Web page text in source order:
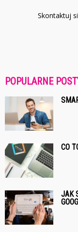
Skontaktuj
POPULARNE
CO
JAK